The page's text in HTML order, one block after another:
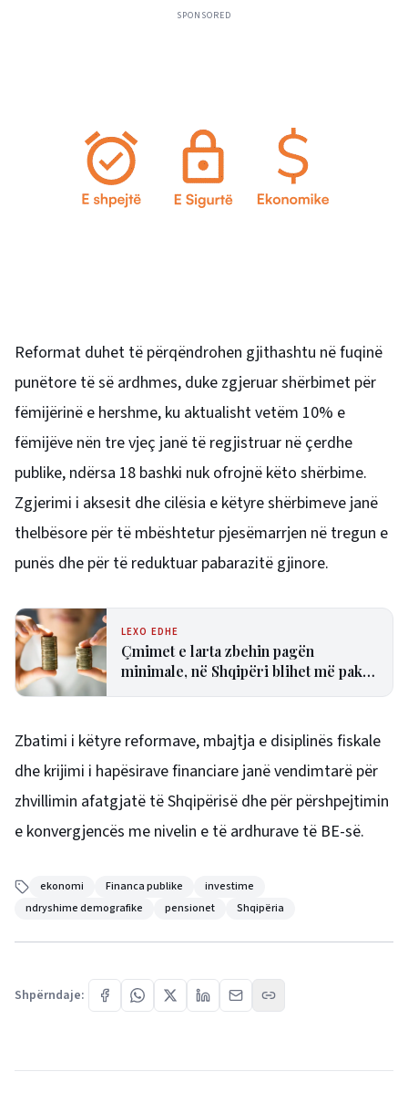
SPONSORED
Reformat duhet të përqëndrohen gjithashtu në fuqinë
punëtore të së ardhmes, duke zgjeruar shërbimet për
fëmijërinë e hershme, ku aktualisht vetëm 10% e
fëmijëve nën tre vjeç janë të regjistruar në çerdhe
publike, ndërsa 18 bashki nuk ofrojnë këto shërbime.
Zgjerimi i aksesit dhe cilësia e këtyre shërbimeve janë
thelbësore për të mbështetur pjesëmarrjen në tregun e
punës dhe për të reduktuar pabarazitë gjinore.
LEXO EDHE
Çmimet e larta zbehin pagën
minimale, në Shqipëri blihet më pak
Zbatimi i këtyre reformave, mbajtja e disiplinës fiskale
dhe krijimi i hapësirave financiare janë vendimtarë për
zhvillimin afatgjatë të Shqipërisë dhe për përshpejtimin
e konvergjencës me nivelin e të ardhurave të BE-së.
ekonomi Financa publike
investime
ndryshime demografike
pensionet Shqipëria
Shpërndaje: